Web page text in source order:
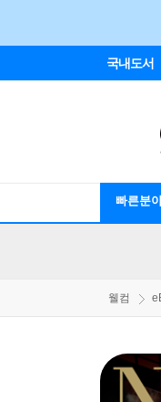
국내도서
빠른분
웰컴